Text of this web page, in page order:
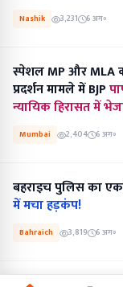
Nashik 3,231 6 अग॰
स्पेशल MP और MLA
प्रदर्शन मामले में BJP
न्यायिक हिरासत में
Mumbai 2,404 6 अग॰
बहराइच पुलिस का
में मचा हड़कंप!
Bahraich 3,819 6 अग॰